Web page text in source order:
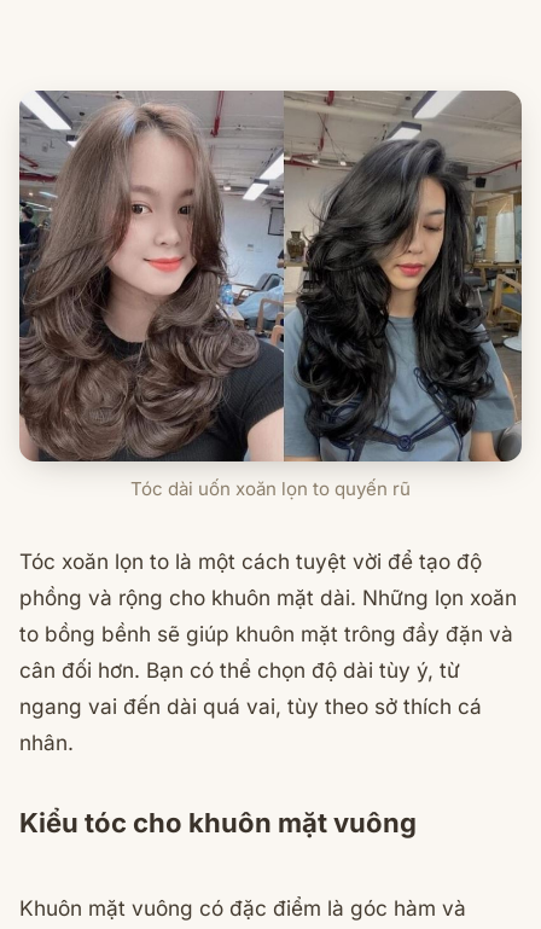
Tóc dài uốn xoăn lọn to quyến rũ
Tóc xoăn lọn to là một cách tuyệt vời để tạo độ
phồng và rộng cho khuôn mặt dài. Những lọn xoăn
to bồng bềnh sẽ giúp khuôn mặt trông đầy đặn và
cân đối hơn. Bạn có thể chọn độ dài tùy ý, từ
ngang vai đến dài quá vai, tùy theo sở thích cá
nhân.
Kiểu tóc cho khuôn mặt vuông
Khuôn mặt vuông có đặc điểm là góc hàm và